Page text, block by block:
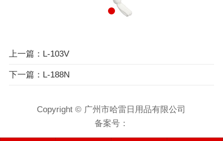
上一篇：L-103V
下一篇：L-188N
Copyright © 广州市哈雷日用品有限公司
备案号：